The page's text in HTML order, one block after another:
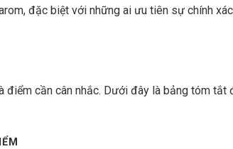
đặc biệt với những ai ưu tiên sự chính
điểm cần cân nhắc. Dưới đây là bảng tóm tắt